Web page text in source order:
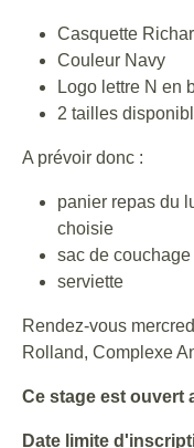
Casquette
Couleur Navy
Logo lettre N en
2 tailles
A prévoir donc :
panier repas du
choisie
sac de couchage
serviette
Rendez-vous
Rolland, Complexe
Ce stage est ouvert
Date limite